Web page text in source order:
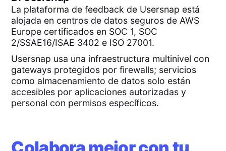
La plataforma de feedback de Usersnap está
alojada en centros de datos seguros de AWS
Europe certificados en SOC 1, SOC
2/SSAE16/ISAE 3402 e ISO 27001.
Usersnap usa una infraestructura multinivel con
gateways protegidos por firewalls; servicios
como almacenamiento de datos solo están
accesibles por aplicaciones autorizadas y
personal con permisos específicos.